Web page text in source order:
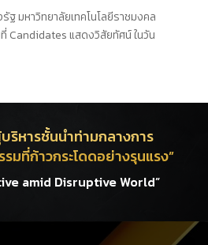
ฐ มหาวิทยาลัยเทคโนโลยีราชมงคล
Candidates แสดงวิสัยทัศน์ ในวัน
ริหารชั้นนำท่ามกลางการ
มที่ก้าวกระโดดอย่างรุนแรง”
amid Disruptive World”